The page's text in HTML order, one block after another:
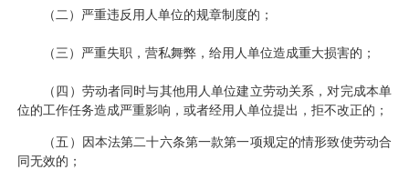
（二）严重违反用人单位的规章制度的；
（三）严重失职，营私舞弊，给用人单位造成重大损害的；
（四）劳动者同时与其他用人单位建立劳动关系，对完成本单
位的工作任务造成严重影响，或者经用人单位提出，拒不改正的；
（五）因本法第二十六条第一款第一项规定的情形致使劳动合
同无效的；